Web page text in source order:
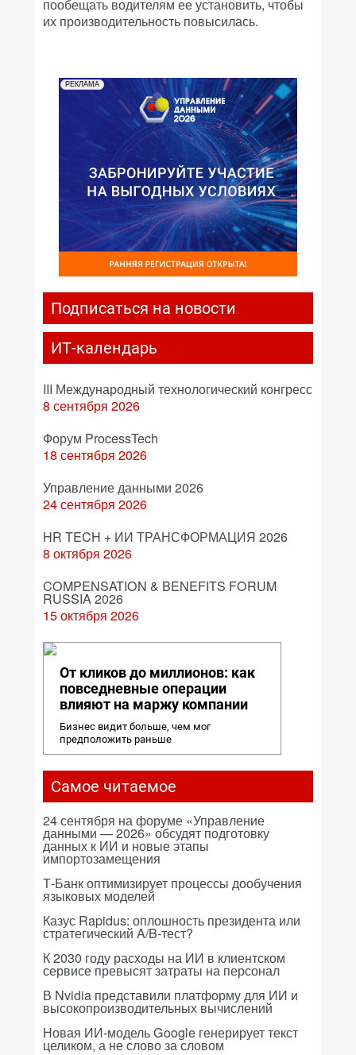
пообещать водителям ее установить, чтобы
их производительность повысилась.
РЕКЛАМА
Подписаться на новости
ИТ-календарь
III Международный технологический конгресс
8 сентября 2026
Форум ProcessTech
18 сентября 2026
Управление данными 2026
24 сентября 2026
HR TECH + ИИ ТРАНСФОРМАЦИЯ 2026
8 октября 2026
COMPENSATION & BENEFITS FORUM
RUSSIA 2026
15 октября 2026
От кликов до миллионов: как
повседневные операции
влияют на маржу компании
Бизнес видит больше, чем мог
предположить раньше
Самое читаемое
24 сентября на форуме «Управление
данными — 2026» обсудят подготовку
данных к ИИ и новые этапы
импортозамещения
Т-Банк оптимизирует процессы дообучения
языковых моделей
Казус Rapidus: оплошность президента или
стратегический A/B-тест?
К 2030 году расходы на ИИ в клиентском
сервисе превысят затраты на персонал
В Nvidia представили платформу для ИИ и
высокопроизводительных вычислений
Новая ИИ-модель Google генерирует текст
целиком, а не слово за словом